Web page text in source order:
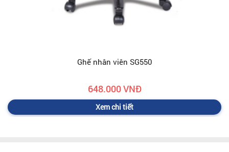
Ghế nhân viên SG550
648.000 VNĐ
Xem chi tiết